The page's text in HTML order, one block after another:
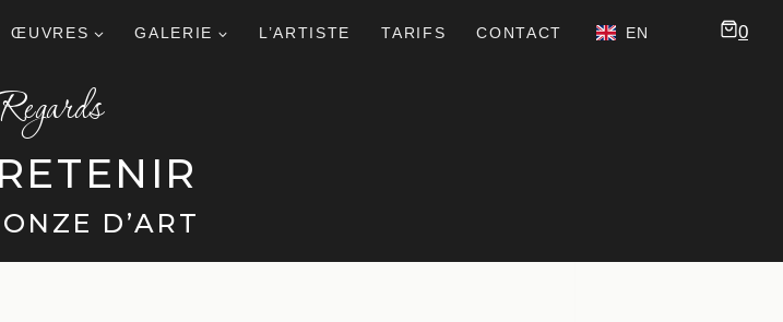
ŒUVRES GALERIE L’ARTISTE TARIFS CONTACT EN 0
D’ART